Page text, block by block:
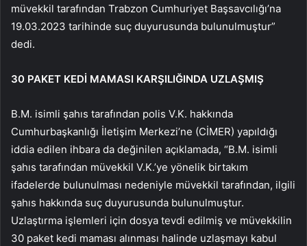
müvekkil tarafından Trabzon Cumhuriyet Başsavcılığı’na
19.03.2023 tarihinde suç duyurusunda bulunulmuştur”
dedi.
30 PAKET KEDİ MAMASI KARŞILIĞINDA UZLAŞMIŞ
B.M. isimli şahıs tarafından polis V.K. hakkında
Cumhurbaşkanlığı İletişim Merkezi’ne (CİMER) yapıldığı
iddia edilen ihbara da değinilen açıklamada, “B.M. isimli
şahıs tarafından müvekkil V.K.’ye yönelik birtakım
ifadelerde bulunulması nedeniyle müvekkil tarafından, ilgili
şahıs hakkında suç duyurusunda bulunulmuştur.
Uzlaştırma işlemleri için dosya tevdi edilmiş ve müvekkilin
30 paket kedi maması alınması halinde uzlaşmayı kabul